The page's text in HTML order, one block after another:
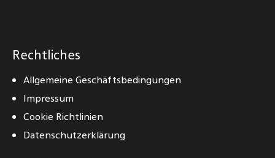
Rechtliches
Allgemeine Geschäftsbedingungen
Impressum
Cookie Richtlinien
Datenschutzerklärung